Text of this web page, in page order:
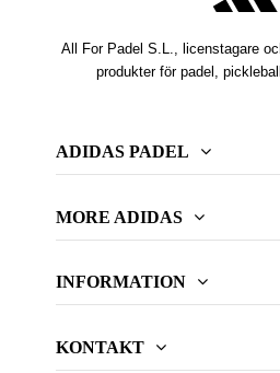
All For Padel S.L., licenstagare
produkter för padel,
ADIDAS PADEL
MORE ADIDAS
INFORMATION
KONTAKT